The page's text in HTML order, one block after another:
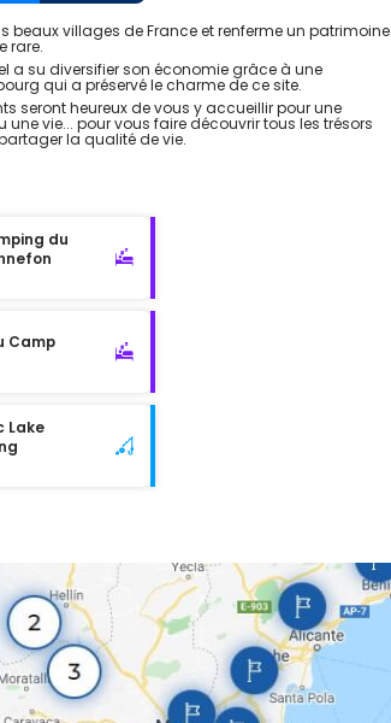
beaux villages de France et renferme un patrimoine
rare.
a su diversifier son économie grâce à une
qui a préservé le charme de ce site.
seront heureux de vous y accueillir pour une
une vie... pour vous faire découvrir tous les trésors
la qualité de vie.
du
Camp
Lake